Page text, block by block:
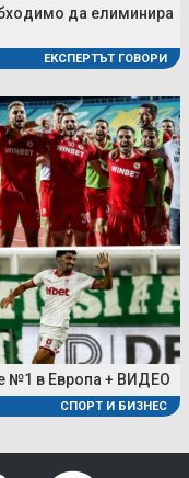
да елиминира
ЕКСПЕРТЪТ ГОВОРИ
№1 в Европа + ВИДЕО
СПОРТ И БИЗНЕС